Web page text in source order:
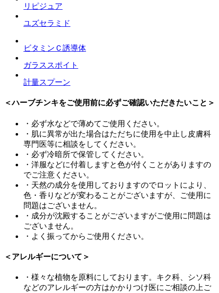
リピジュア
ユズセラミド
ビタミンＣ誘導体
ガラススポイト
計量スプーン
＜ハーブチンキをご使用前に必ずご確認いただきたいこと＞
・必ず水などで薄めてご使用ください。
・肌に異常が出た場合はただちに使用を中止し皮膚科
専門医等に相談をしてください。
・必ず冷暗所で保管してください。
・洋服などに付着しますと色が付くことがありますの
でご注意ください。
・天然の成分を使用しておりますのでロットにより、
色・香りなどが変わることがございますが、ご使用に
問題はございません。
・成分が沈殿することがございますがご使用に問題は
ございません。
・よく振ってからご使用ください。
＜アレルギーについて＞
・様々な植物を原料にしております。キク科、シソ科
などのアレルギーの方はかかりつけ医にご相談の上ご